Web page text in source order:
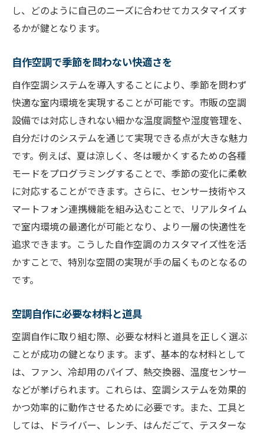
細部にこだわるカスタマイズの手法
ニーズに応じた空調機能の選択
多様な選択肢が生む空調の可能性
自作で追求する究極の空間カスタマイズ
空調自作の挑戦がもたらす満足感と達成感
空調を自作することで得られる喜び
達成感を味わう空調プロジェクトの魅力
自作空調で日常に新たな価値を
成功体験がもたらすポジティブな影響
空調自作で得られる技術力向上
チャレンジ精神を育む空調自作
し、どのように自己のニーズに合わせてカスタマイズす
るかが鍵となります。
自作空調で季節を問わない快適さを
自作空調システムを導入することにより、季節を問わず
快適な室内環境を実現することが可能です。市販の空調
設備では対応しきれない細かな温度調整や湿度管理を、
自分だけのシステムを通じて実現できる点が大きな魅力
です。例えば、夏は涼しく、冬は暖かくするための各種
モードをプログラミングすることで、季節の変化に柔軟
に対応することができます。さらに、センサー技術やス
マートフォン連携機能を組み込むことで、リアルタイム
で室内環境の最適化が可能となり、より一層の快適性を
追求できます。こうした自作空調のカスタマイズ性を活
かすことで、特別な空間の実現が手の届くものとなるの
です。
空調自作に必要な材料と道具
空調自作に取り組む際、必要な材料と道具を正しく選ぶ
ことが成功の鍵となります。まず、基本的な材料として
は、ファン、冷却用のパイプ、熱交換器、温度センサー
などが挙げられます。これらは、空調システムを効果的
かつ効率的に動作させるために必要です。また、工具と
しては、ドライバー、レンチ、はんだごて、テスターな